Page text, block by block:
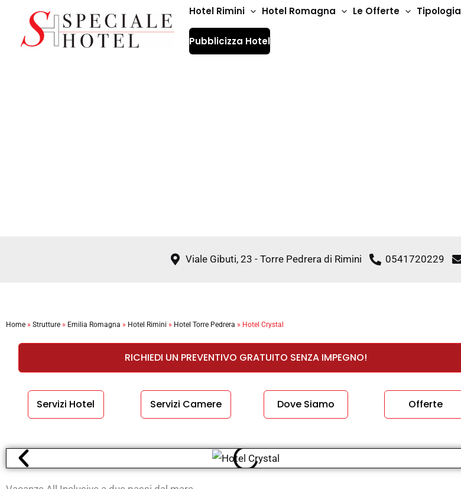
contenuto
Hotel Rimini Hotel Romagna Le Offerte Tipologia
Pubblicizza Hotel
Viale Gibuti, 23 - Torre Pedrera di Rimini 0541720229
Home » Strutture » Emilia Romagna » Hotel Rimini » Hotel Torre Pedrera » Hotel Crystal
RICHIEDI UN PREVENTIVO GRATUITO SENZA IMPEGNO!
Servizi Hotel Servizi Camere Dove Siamo Offerte